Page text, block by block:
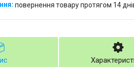
повернення товару протягом 14